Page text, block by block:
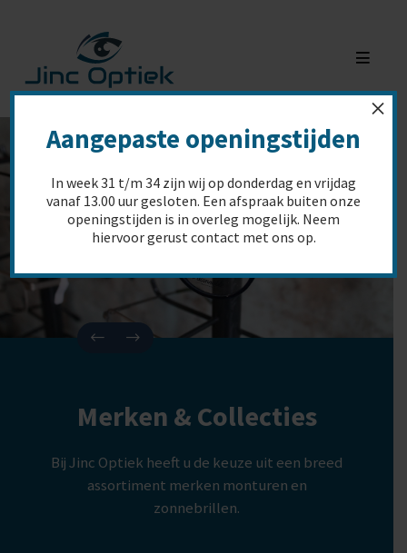
Merken & Collecties
Bij Jinc Optiek heeft u de keuze uit een breed
assortiment merken monturen en
zonnebrillen.
Aangepaste openingstijden
In week31 t/m 34 zijn wij op donderdag en vrijdag
vanaf 13.00 uur gesloten. Een afspraak buiten onze
openingstijden is in overleg mogelijk. Neem
hiervoor gerust contact met ons op.
×